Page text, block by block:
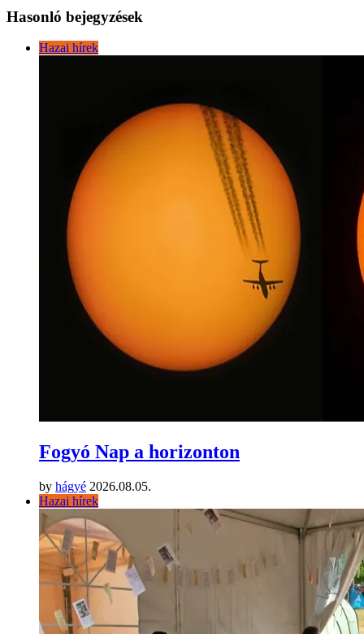
Hasonló bejegyzések
Hazai hírek
Fogyó Nap a horizonton
by hágyé 2026.08.05.
Hazai hírek